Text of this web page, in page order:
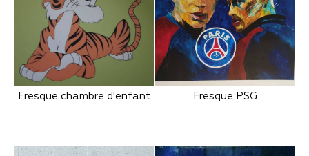
Fresque chambre d'enfant Fresque PSG